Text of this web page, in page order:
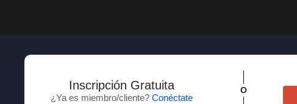
Inscripción Gratuita
¿Ya es miembro/cliente?Conéctate
O